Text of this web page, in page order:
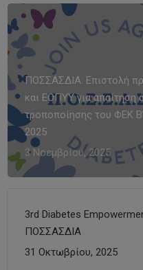
ΠΟΣΣΑΣΔΙΑ: Επιστολή
και ΕΟΠΥΥ για απαίτηση
τροποποίησης του ΦΕΚ
2025
3 Νοεμβρίου, 2025
3rd Diabetes
ΠΟΣΣΑΣΔΙΑ
31 Οκτωβρίου, 2025